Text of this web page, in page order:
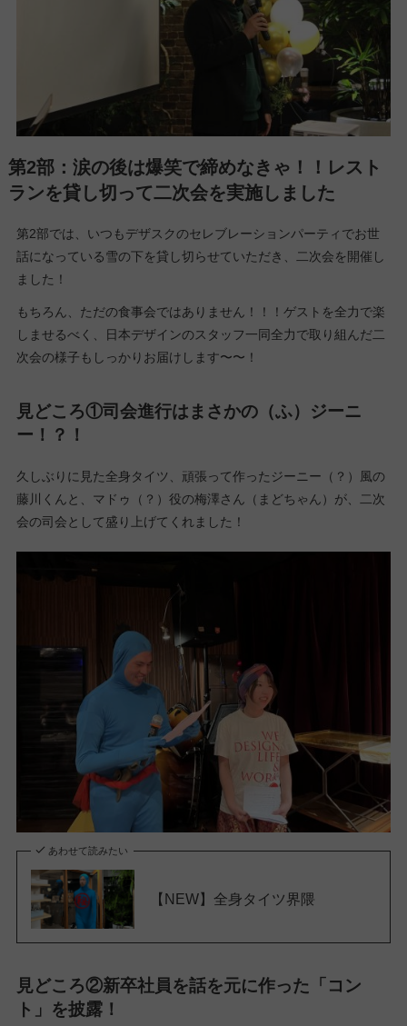
第2部：涙の後は爆笑で締めなきゃ！！レスト
ランを貸し切って二次会を実施しました
第2部では、いつもデザスクのセレブレーションパーティでお世
話になっている雪の下を貸し切らせていただき、二次会を開催し
ました！
もちろん、ただの食事会ではありません！！！ゲストを全力で楽
しませるべく、日本デザインのスタッフ一同全力で取り組んだ二
次会の様子もしっかりお届けします〜〜！
見どころ①司会進行はまさかの（ふ）ジーニ
ー！？！
久しぶりに見た全身タイツ、頑張って作ったジーニー（？）風の
藤川くんと、マドゥ（？）役の梅澤さん（まどちゃん）が、二次
会の司会として盛り上げてくれました！
あわせて読みたい
【NEW】全身タイツ界隈
見どころ②新卒社員を話を元に作った「コン
ト」を披露！